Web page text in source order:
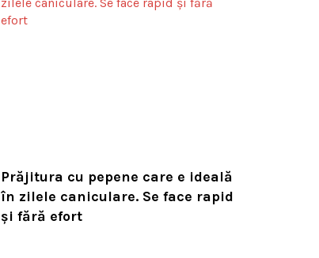
Prăjitura cu pepene care e ideală
în zilele caniculare. Se face rapid
și fără efort